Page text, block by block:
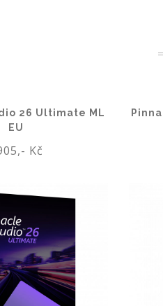
26 Ultimate ML
EU
Kč